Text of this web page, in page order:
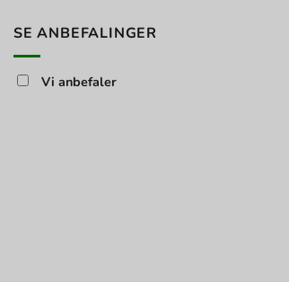
SE ANBEFALINGER
Vi anbefaler